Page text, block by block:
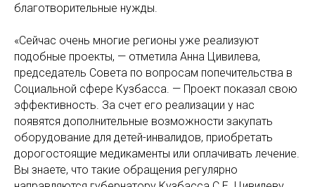
благотворительные нужды.
«Сейчас очень многие регионы уже реализуют
подобные проекты, — отметила Анна Цивилева,
председатель Совета по вопросам попечительства в
Социальной сфере Кузбасса. — Проект показал свою
эффективность. За счет его реализации у нас
появятся дополнительные возможности закупать
оборудование для детей-инвалидов, приобретать
дорогостоящие медикаменты или оплачивать лечение.
Вы знаете, что такие обращения регулярно